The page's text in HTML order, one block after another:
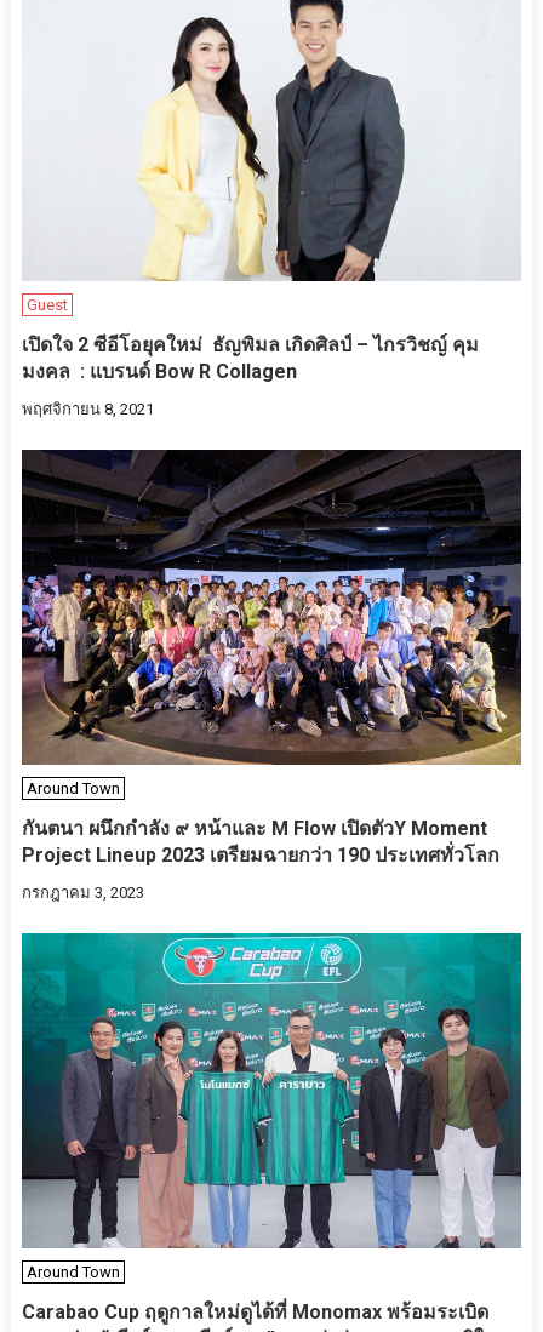
Guest
เปิดใจ 2 ซีอีโอยุคใหม่ ธัญพิมล เกิดศิลป์ – ไกรวิชญ์ คุม
มงคล : แบรนด์ Bow R Collagen
พฤศจิกายน 8, 2021
Around Town
กันตนา ผนึกกำลัง ๙ หน้าและ M Flow เปิดตัวY Moment
Project Lineup 2023 เตรียมฉายกว่า 190 ประเทศทั่วโลก
กรกฎาคม 3, 2023
Around Town
Carabao Cup ฤดูกาลใหม่ดูได้ที่ Monomax พร้อมระเบิด